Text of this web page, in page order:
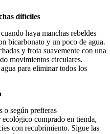
difíciles
haya manchas rebeldes
bicarbonato y un poco de agua.
y frota suavemente con una
movimientos circulares.
para eliminar todos los
o según prefieras
comprado en tienda,
con recubrimiento. Sigue las